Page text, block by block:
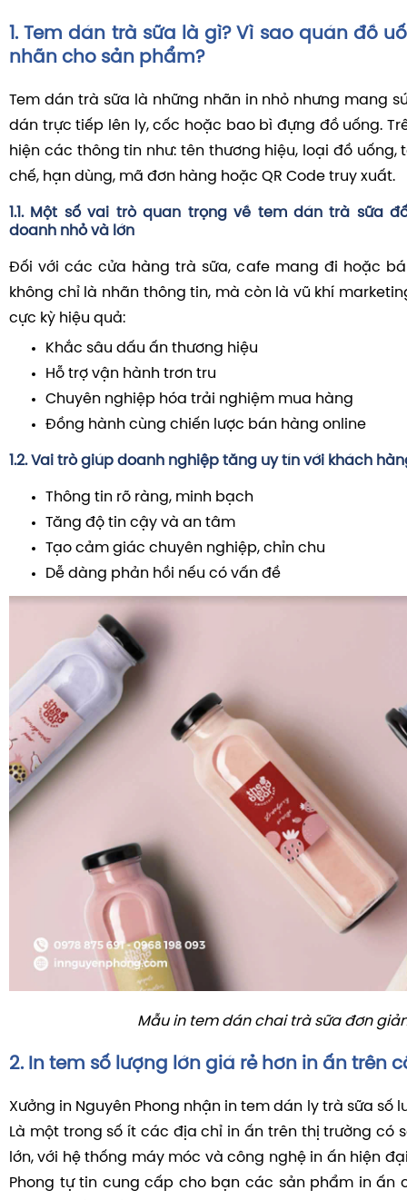
1. Tem dán trà sữa là gì? Vì sao quán đồ
nhãn cho sản phẩm?
Tem dán trà sữa là những nhãn in nhỏ nhưng mang
dán trực tiếp lên ly, cốc hoặc bao bì đựng đồ uống.
hiện các thông tin như: tên thương hiệu, loại đồ uống,
chế, hạn dùng, mã đơn hàng hoặc QR Code truy xuất.
1.1. Một số vai trò quan trọng về tem dán trà sữa
doanh nhỏ và lớn
Đối với các cửa hàng trà sữa, cafe mang đi hoặc
không chỉ là nhãn thông tin, mà còn là vũ khí
cực kỳ hiệu quả:
Khắc sâu dấu ấn thương hiệu
Hỗ trợ vận hành trơn tru
Chuyên nghiệp hóa trải nghiệm mua hàng
Đồng hành cùng chiến lược bán hàng online
1.2. Vai trò giúp doanh nghiệp tăng uy tín với khách
Thông tin rõ ràng, minh bạch
Tăng độ tin cậy và an tâm
Tạo cảm giác chuyên nghiệp, chỉn chu
Dễ dàng phản hồi nếu có vấn đề
Mẫu in tem dán chai trà sữa đơn
2. In tem số lượng lớn giá rẻ hơn in ấn trên
Xưởng in Nguyên Phong nhận in tem dán ly trà sữa số
Là một trong số ít các địa chỉ in ấn trên thị trường có
lớn, với hệ thống máy móc và công nghệ in ấn hiện
Phong tự tin cung cấp cho bạn các sản phẩm in ấn